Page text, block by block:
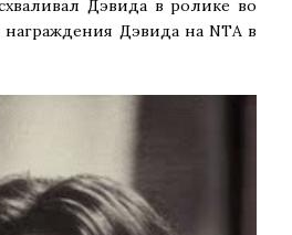
Дэвида в ролике во
награждения Дэвида на NTA в